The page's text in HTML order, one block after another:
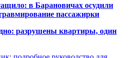
в Барановичах осудили
пассажирки
разрушены квартиры, один